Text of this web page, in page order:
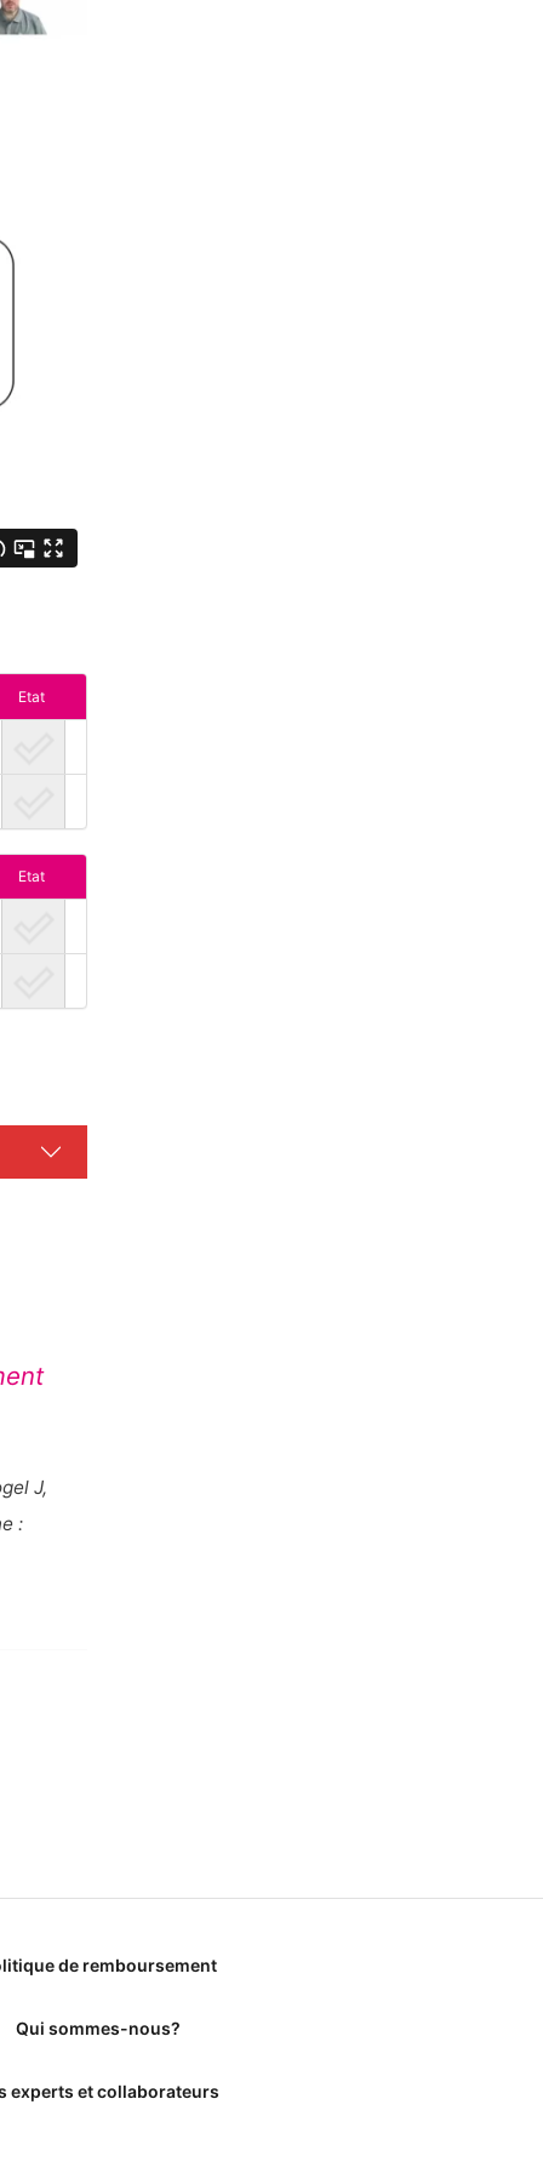
Etat
Etat
J,
:
de remboursement
Qui sommes-nous?
experts et collaborateurs